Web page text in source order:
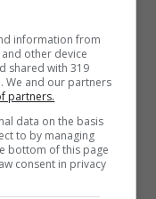
dopo ogni
umido in acqua
Dopo averlo
un panno
utile per
o per
parte, magari
information from
other device
shared with 319
We and our partners
partners.
data on the basis
to by managing
bottom of this page
consent in privacy